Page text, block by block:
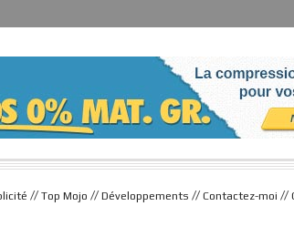
// Top Mojo // Développements // Contactez-moi //